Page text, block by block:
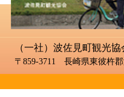
（一社）波佐見町観光協
〒859-3711 長崎県東彼杵